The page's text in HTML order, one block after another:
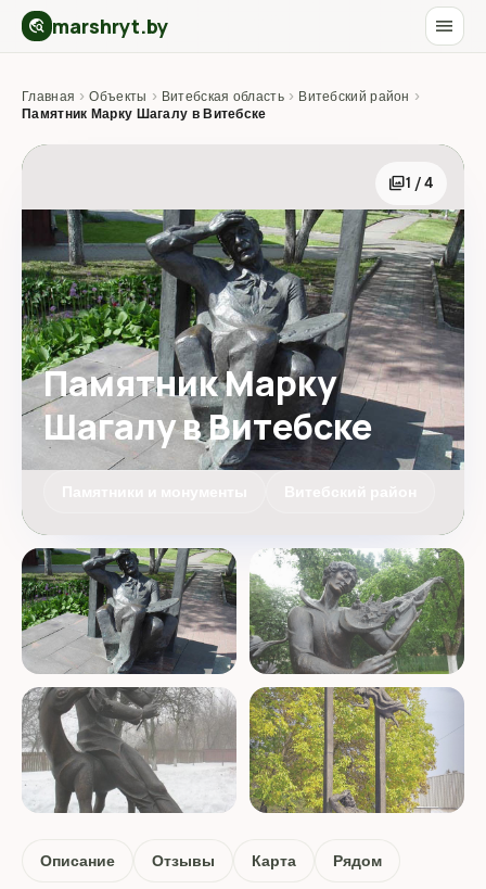
travel_explore marshryt.by menu
Главная › Объекты › Витебская область › Витебский район ›
Памятник Марку Шагалу в Витебске
photo_library1 / 4
Памятник Марку
Шагалу в Витебске
Описание Отзывы Карта Рядом